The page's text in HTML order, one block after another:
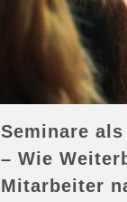
Seminare
– Wie
Mitarbeiter